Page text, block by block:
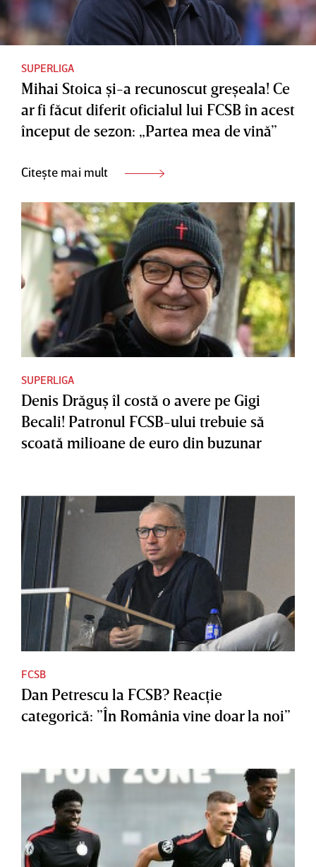
SUPERLIGA
Mihai Stoica şi-a recunoscut greşeala! Ce
ar fi făcut diferit oficialul lui FCSB în acest
început de sezon: „Partea mea de vină”
Citește mai mult
SUPERLIGA
Denis Drăguş îl costă o avere pe Gigi
Becali! Patronul FCSB-ului trebuie să
scoată milioane de euro din buzunar
FCSB
Dan Petrescu la FCSB? Reacţie
categorică: ”În România vine doar la noi”